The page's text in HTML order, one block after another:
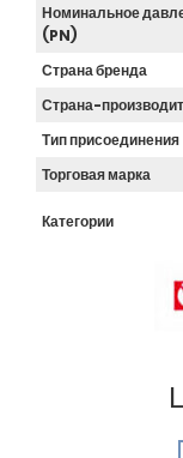
Номинальное
(PN)
Страна бренда
Страна-
Тип присоединения
Торговая марка
Категории